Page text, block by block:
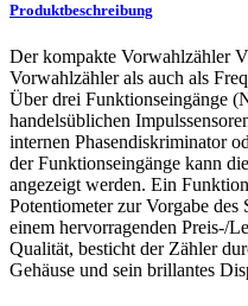
Produktbeschreibung
Der kompakte Vorwahlzähler
Vorwahlzähler als auch als
Über drei Funktionseingänge
handelsüblichen
internen Phasendiskriminator
der Funktionseingänge kann
angezeigt werden. Ein
Potentiometer zur Vorgabe
einem hervorragenden Preis-/
Qualität, besticht der Zähler
Gehäuse und sein brillantes